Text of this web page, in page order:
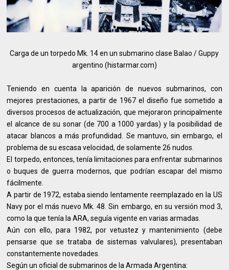
Carga de un torpedo Mk. 14 en un submarino clase Balao / Guppy
argentino (histarmar.com)
Teniendo en cuenta la aparición de nuevos submarinos, con
mejores prestaciones, a partir de 1967 el diseño fue sometido a
diversos procesos de actualización, que mejoraron principalmente
el alcance de su sonar (de 700 a 1000 yardas) y la posibilidad de
atacar blancos a más profundidad. Se mantuvo, sin embargo, el
problema de su escasa velocidad, de solamente 26 nudos.
El torpedo, entonces, tenía limitaciones para enfrentar submarinos
o buques de guerra modernos, que podrían escapar del mismo
fácilmente.
A partir de 1972, estaba siendo lentamente reemplazado en la US
Navy por el más nuevo Mk. 48. Sin embargo, en su versión mod 3,
como la que tenía la ARA, seguía vigente en varias armadas.
Aún con ello, para 1982, por vetustez y mantenimiento (debe
pensarse que se trataba de sistemas valvulares), presentaban
constantemente novedades.
Según un oficial de submarinos de la Armada Argentina: